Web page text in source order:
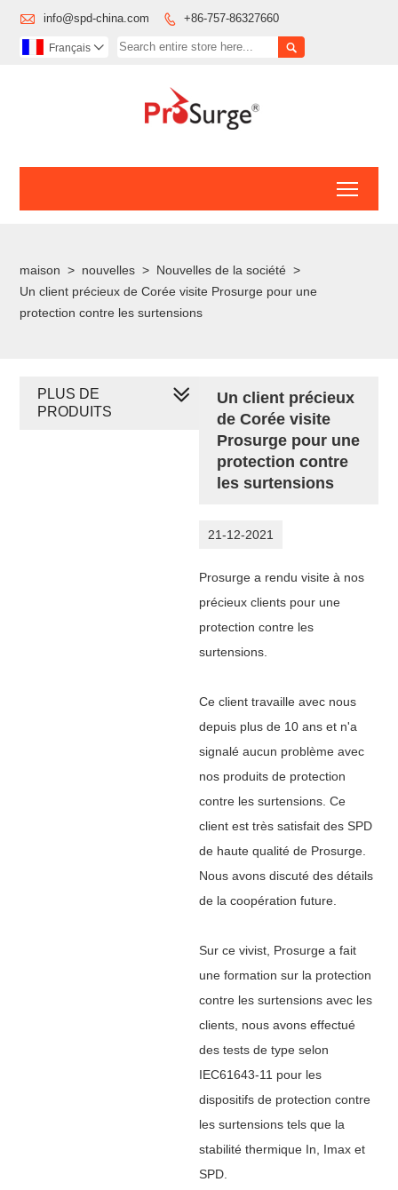
 info@spd-china.com  +86-757-86327660

Français 
maison > nouvelles > Nouvelles de la société >
Un client précieux de Corée visite Prosurge pour une
protection contre les surtensions
Un client précieux
de Corée visite
Prosurge pour une
protection contre
les surtensions
21-12-2021
Prosurge a rendu visite à nos
précieux clients pour une
protection contre les
surtensions.
Ce client travaille avec nous
depuis plus de 10 ans et n'a
signalé aucun problème avec
nos produits de protection
contre les surtensions. Ce
client est très satisfait des SPD
de haute qualité de Prosurge.
Nous avons discuté des détails
de la coopération future.
Sur ce vivist, Prosurge a fait
une formation sur la protection
contre les surtensions avec les
clients, nous avons effectué
des tests de type selon
IEC61643-11 pour les
dispositifs de protection contre
les surtensions tels que la
stabilité thermique In, Imax et
SPD.
PLUS DE
PRODUITS